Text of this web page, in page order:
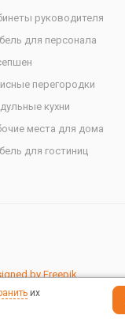
руководителя
для персонала
перегородки
кухни
места для дома
для гостиниц
by Freepik
их